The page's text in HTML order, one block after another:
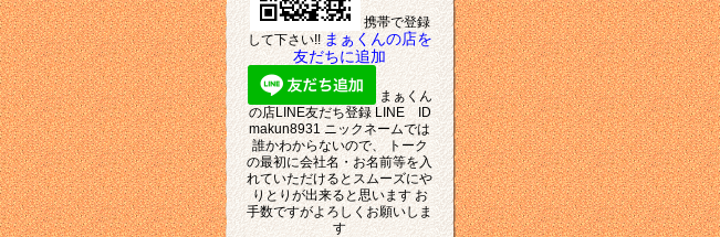
携帯で登録
して下さい!!まぁくんの店を
友だちに追加
まぁくん
の店LINE友だち登録 LINE ID
makun8931 ニックネームでは
誰かわからないので、 トーク
の最初に会社名・お名前等を入
れていただけるとスムーズにや
りとりが出来ると思います お
手数ですがよろしくお願いしま
す